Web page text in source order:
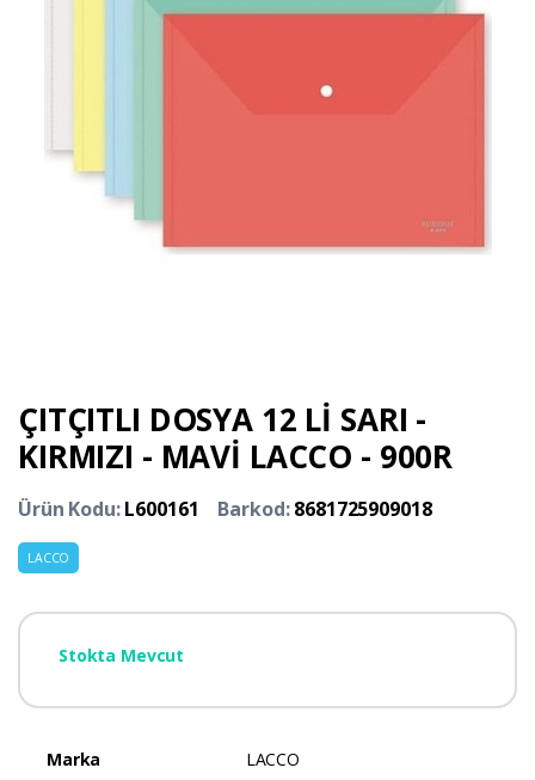
ÇITÇITLI DOSYA 12 Lİ SARI -
KIRMIZI - MAVİ LACCO - 900R
Ürün Kodu:L600161 Barkod:8681725909018
LACCO
Stokta Mevcut
Marka LACCO